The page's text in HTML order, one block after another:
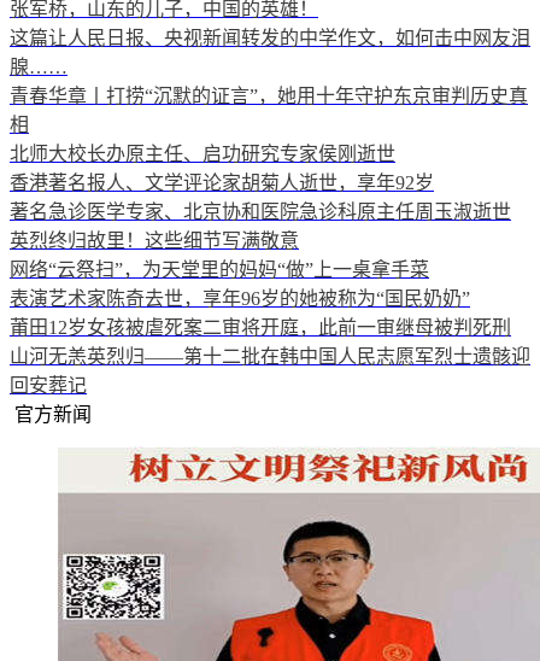
张军桥，山东的儿子，中国的英雄！
这篇让人民日报、央视新闻转发的中学作文，如何击中网友泪
腺……
青春华章丨打捞“沉默的证言”，她用十年守护东京审判历史真
相
北师大校长办原主任、启功研究专家侯刚逝世
香港著名报人、文学评论家胡菊人逝世，享年92岁
著名急诊医学专家、北京协和医院急诊科原主任周玉淑逝世
英烈终归故里！这些细节写满敬意
网络“云祭扫”，为天堂里的妈妈“做”上一桌拿手菜
表演艺术家陈奇去世，享年96岁的她被称为“国民奶奶”
莆田12岁女孩被虐死案二审将开庭，此前一审继母被判死刑
山河无恙英烈归——第十二批在韩中国人民志愿军烈士遗骸迎
回安葬记
官方新闻